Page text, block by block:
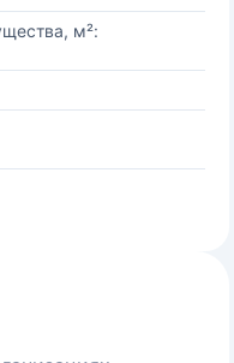
м²: